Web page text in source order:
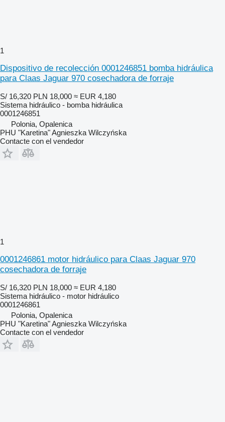
1
Dispositivo de recolección 0001246851 bomba hidráulica
para Claas Jaguar 970 cosechadora de forraje
S/ 16,320 PLN 18,000 ≈ EUR 4,180
Sistema hidráulico - bomba hidráulica
0001246851
Polonia, Opalenica
PHU "Karetina" Agnieszka Wilczyńska
Contacte con el vendedor
1
0001246861 motor hidráulico para Claas Jaguar 970
cosechadora de forraje
S/ 16,320 PLN 18,000 ≈ EUR 4,180
Sistema hidráulico - motor hidráulico
0001246861
Polonia, Opalenica
PHU "Karetina" Agnieszka Wilczyńska
Contacte con el vendedor